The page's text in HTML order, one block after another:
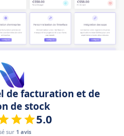
de facturation et de
de stock
5.0
sur 1 avis